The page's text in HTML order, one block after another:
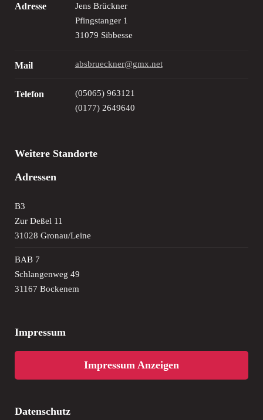
Adresse
Jens Brückner
Pfingstanger 1
31079 Sibbesse
Mail absbrueckner@gmx.net
Telefon
(05065) 963121
(0177) 2649640
Weitere Standorte
Adressen
B3
Zur Deßel 11
31028 Gronau/Leine
BAB 7
Schlangenweg 49
31167 Bockenem
Impressum
Impressum Anzeigen
Datenschutz